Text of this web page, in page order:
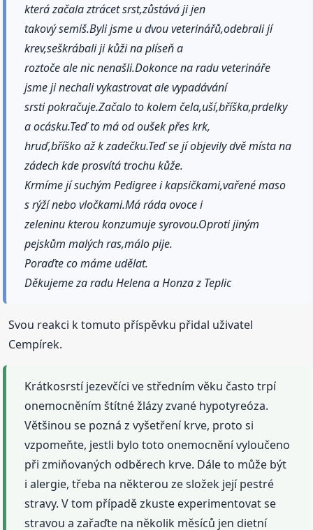
která začala ztrácet srst,zůstává ji jen
takový semiš.Byli jsme u dvou veterinářů,odebrali jí
krev,seškrábali ji kůži na plíseň a
roztoče ale nic nenašli.Dokonce na radu veterináře
jsme ji nechali vykastrovat ale vypadávání
srsti pokračuje.Začalo to kolem čela,uší,bříška,prdelky
a ocásku.Teď to má od oušek přes krk,
hruď,bříško až k zadečku.Teď se jí objevily dvě místa na
zádech kde prosvítá trochu kůže.
Krmíme jí suchým Pedigree i kapsičkami,vařené maso
s rýží nebo vločkami.Má ráda ovoce i
zeleninu kterou konzumuje syrovou.Oproti jiným
pejskům malých ras,málo pije.
Poraďte co máme udělat.
Děkujeme za radu Helena a Honza z Teplic
Svou reakci k tomuto příspěvku přidal uživatel
Cempírek.
Krátkosrstí jezevčíci ve středním věku často trpí
onemocněním štítné žlázy zvané hypotyreóza.
Většinou se pozná z vyšetření krve, proto si
vzpomeňte, jestli bylo toto onemocnění vyloučeno
při zmiňovaných odběrech krve. Dále to může být
i alergie, třeba na některou ze složek její pestré
stravy. V tom případě zkuste experimentovat se
stravou a zařaďte na několik měsíců jen dietní